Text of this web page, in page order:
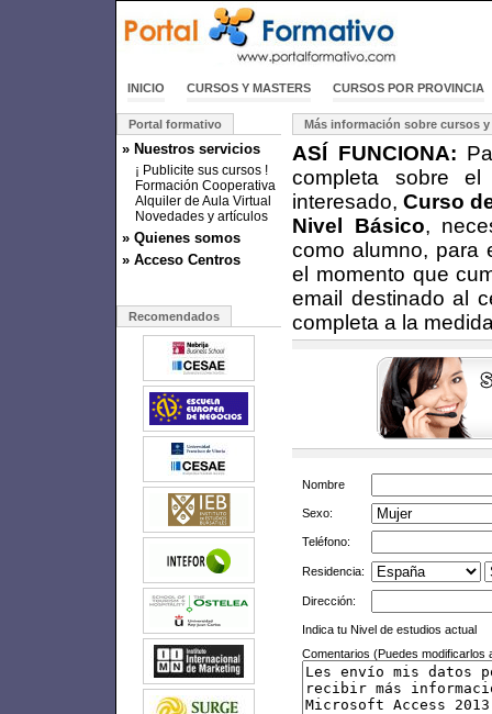
INICIO CURSOS Y MASTERS CURSOS POR PROVINCIA
Portal formativo
» Nuestros servicios
¡ Publicite sus cursos !
Formación Cooperativa
Alquiler de Aula Virtual
Novedades y artículos
» Quienes somos
» Acceso Centros
Recomendados
Más información sobre cursos y
ASÍ FUNCIONA:
completa sobre
interesado,Curso
Nivel Básico,
como alumno, para
el momento que
email destinado al
completa a la
Nombre
Sexo:
Teléfono:
Residencia:
Dirección:
Indica tu Nivel de estudios actual
Comentarios (Puedes modificarlos